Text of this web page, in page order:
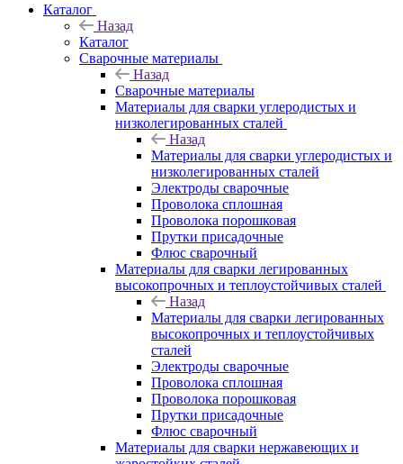
Каталог
Назад
Каталог
Сварочные материалы
Назад
Сварочные материалы
Материалы для сварки углеродистых и
низколегированных сталей
Назад
Материалы для сварки углеродистых и
низколегированных сталей
Электроды сварочные
Проволока сплошная
Проволока порошковая
Прутки присадочные
Флюс сварочный
Материалы для сварки легированных
высокопрочных и теплоустойчивых сталей
Назад
Материалы для сварки легированных
высокопрочных и теплоустойчивых
сталей
Электроды сварочные
Проволока сплошная
Проволока порошковая
Прутки присадочные
Флюс сварочный
Материалы для сварки нержавеющих и